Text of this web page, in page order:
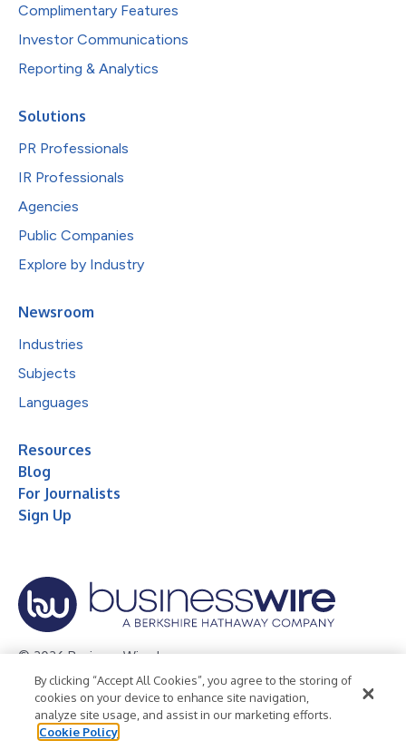
Complimentary Features
Investor Communications
Reporting & Analytics
Solutions
PR Professionals
IR Professionals
Agencies
Public Companies
Explore by Industry
Newsroom
Industries
Subjects
Languages
Resources
Blog
For Journalists
Sign Up
© 2026 Business Wire, Inc.
Privacy Policy Cookie Policy
Accessibility Statement
Terms of Use
Legal
By clicking “Accept All Cookies”, you agree to the storing of
cookies on your device to enhance site navigation,
analyze site usage, and assist in our marketing efforts.
Cookie Policy